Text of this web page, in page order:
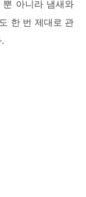
아니라 냄새와
한 번 제대로 관